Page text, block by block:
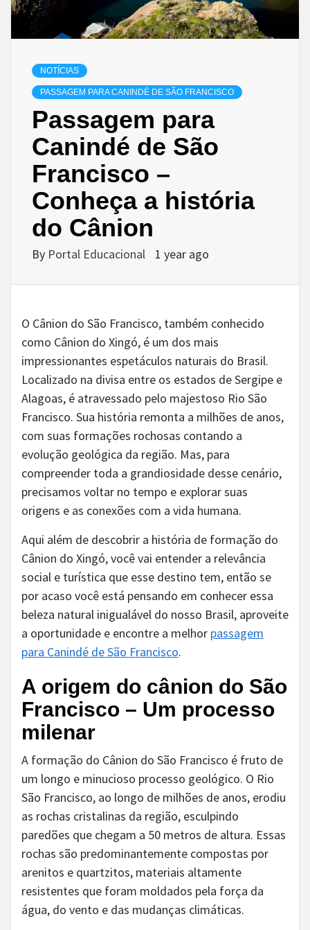
NOTÍCIAS
PASSAGEM PARA CANINDÉ DE SÃO FRANCISCO
Passagem para
Canindé de São
Francisco –
Conheça a história
do Cânion
By Portal Educacional 1 year ago
O Cânion do São Francisco, também conhecido
como Cânion do Xingó, é um dos mais
impressionantes espetáculos naturais do Brasil.
Localizado na divisa entre os estados de Sergipe e
Alagoas, é atravessado pelo majestoso Rio São
Francisco. Sua história remonta a milhões de anos,
com suas formações rochosas contando a
evolução geológica da região. Mas, para
compreender toda a grandiosidade desse cenário,
precisamos voltar no tempo e explorar suas
origens e as conexões com a vida humana.
Aqui além de descobrir a história de formação do
Cânion do Xingó, você vai entender a relevância
social e turística que esse destino tem, então se
por acaso você está pensando em conhecer essa
beleza natural inigualável do nosso Brasil, aproveite
a oportunidade e encontre a melhor passagem
para Canindé de São Francisco.
A origem do cânion do São
Francisco – Um processo
milenar
A formação do Cânion do São Francisco é fruto de
um longo e minucioso processo geológico. O Rio
São Francisco, ao longo de milhões de anos, erodiu
as rochas cristalinas da região, esculpindo
paredões que chegam a 50 metros de altura. Essas
rochas são predominantemente compostas por
arenitos e quartzitos, materiais altamente
resistentes que foram moldados pela força da
água, do vento e das mudanças climáticas.